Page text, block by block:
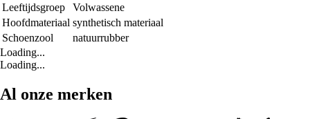
Leeftijdsgroep
Volwassene
Hoofdmateriaal synthetisch materiaal
Schoenzool
natuurrubber
Loading...
Loading...
Al onze merken